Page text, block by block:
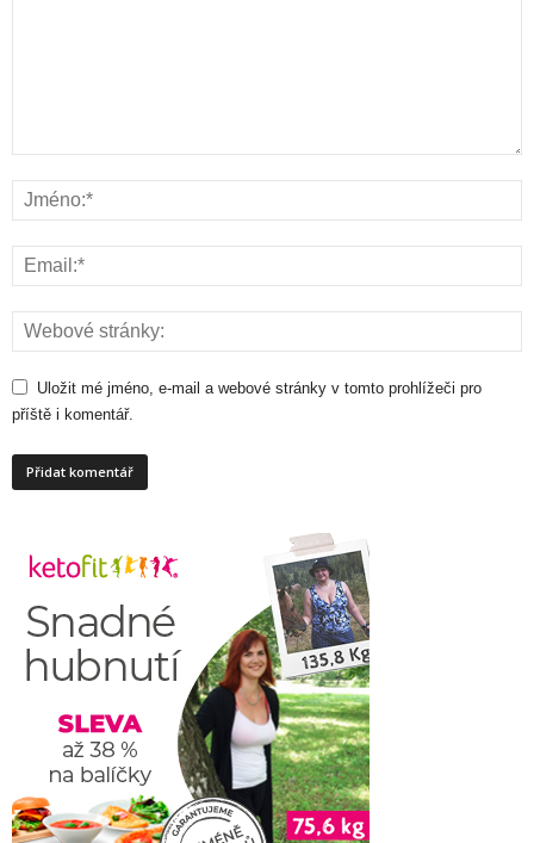
Uložit mé jméno, e-mail a webové stránky v tomto prohlížeči pro
příště i komentář.